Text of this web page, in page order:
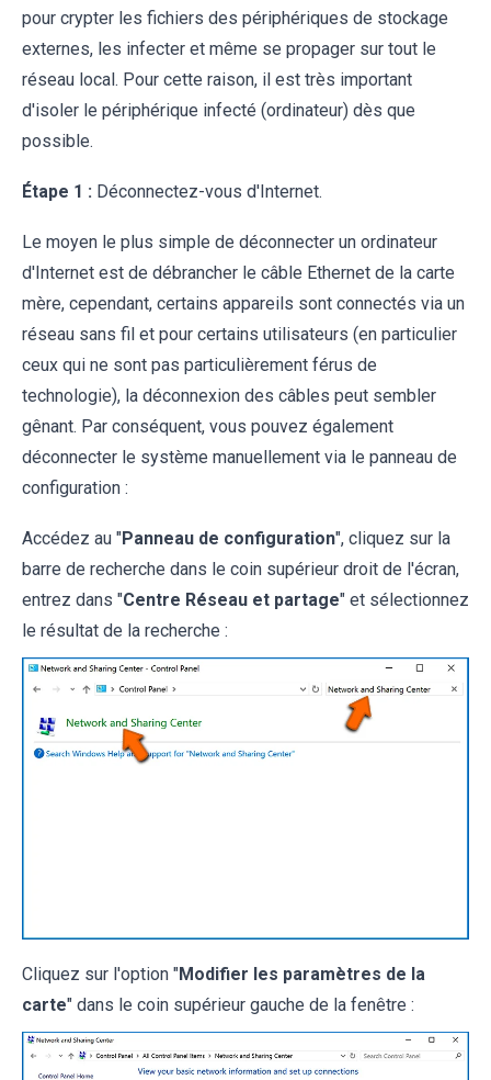
pour crypter les fichiers des périphériques de stockage
externes, les infecter et même se propager sur tout le
réseau local. Pour cette raison, il est très important
d'isoler le périphérique infecté (ordinateur) dès que
possible.
Étape 1 : Déconnectez-vous d'Internet.
Le moyen le plus simple de déconnecter un ordinateur
d'Internet est de débrancher le câble Ethernet de la carte
mère, cependant, certains appareils sont connectés via un
réseau sans fil et pour certains utilisateurs (en particulier
ceux qui ne sont pas particulièrement férus de
technologie), la déconnexion des câbles peut sembler
gênant. Par conséquent, vous pouvez également
déconnecter le système manuellement via le panneau de
configuration :
Accédez au "Panneau de configuration", cliquez sur la
barre de recherche dans le coin supérieur droit de l'écran,
entrez dans "Centre Réseau et partage" et sélectionnez
le résultat de la recherche :
Cliquez sur l'option "Modifier les paramètres de la
carte" dans le coin supérieur gauche de la fenêtre :